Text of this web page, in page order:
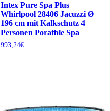
Intex Pure Spa Plus
Whirlpool 28406 Jacuzzi Ø
196 cm mit Kalkschutz 4
Personen Poratble Spa
993,24€